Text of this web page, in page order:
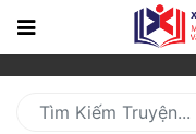
Trang